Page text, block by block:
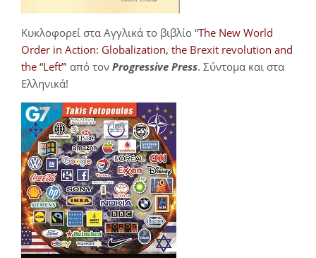
Κυκλοφορεί στα Αγγλικά το βιβλίο “The New World
Order in Action: Globalization, the Brexit revolution and
the “Left”‘ από τον Progressive Press. Σύντομα και στα
Ελληνικά!